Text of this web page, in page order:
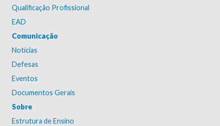
Qualificação Profissional
EAD
Comunicação
Notícias
Defesas
Eventos
Documentos Gerais
Sobre
Estrutura de Ensino